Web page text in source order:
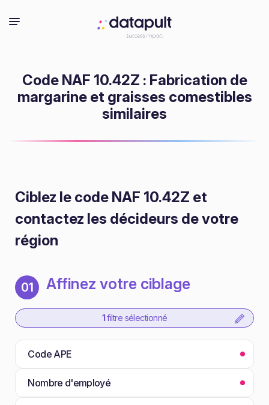
Code NAF 10.42Z : Fabrication de
margarine et graisses comestibles
similaires
Ciblez le code NAF 10.42Z et
contactez les décideurs de votre
région
01 Affinez votre ciblage
1 filtre sélectionné
Code APE
Nombre d'employé